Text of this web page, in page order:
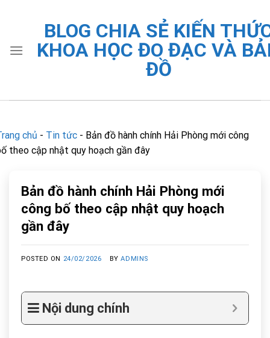
BLOG CHIA SẺ KIẾN
KHOA HỌC ĐO ĐẠC VÀ
ĐỒ
chủ - Tin tức - Bản đồ hành chính Hải Phòng mới công
theo cập nhật quy hoạch gần đây
Bản đồ hành chính Hải Phòng mới
công bố theo cập nhật quy hoạch
gần đây
POSTED ON 24/02/2026 BYADMINS
Nội dung chính